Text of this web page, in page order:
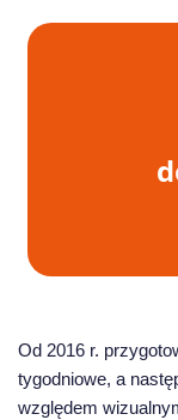
Od 2016 r.
tygodniowe, a
względem